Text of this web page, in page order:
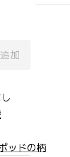
加
ッドの柄